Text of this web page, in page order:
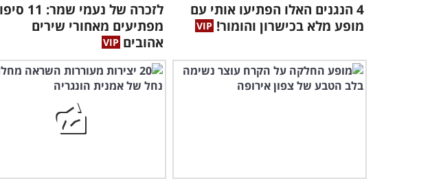
4 הנגנים האלו הפתיעו אותי עם
מופע מלא בכישרון והומור!
לזכרה של נעמי
מפתיעים מאחורי שירים
אהובים